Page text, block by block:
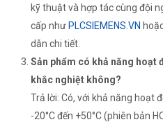
kỹ thuật và hợp tác cùng đội
cấp như PLCSIEMENS.VN
dẫn chi tiết.
Sản phẩm có khả năng
khắc nghiệt không?
Trả lời: Có, với khả năng hoạt
-20°C đến +50°C (phiên bản